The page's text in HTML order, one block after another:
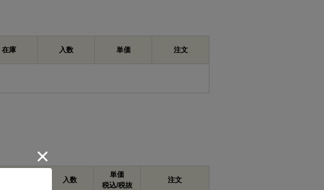
在庫 入数 単価 注文
入数
単価
税込/税抜
注文